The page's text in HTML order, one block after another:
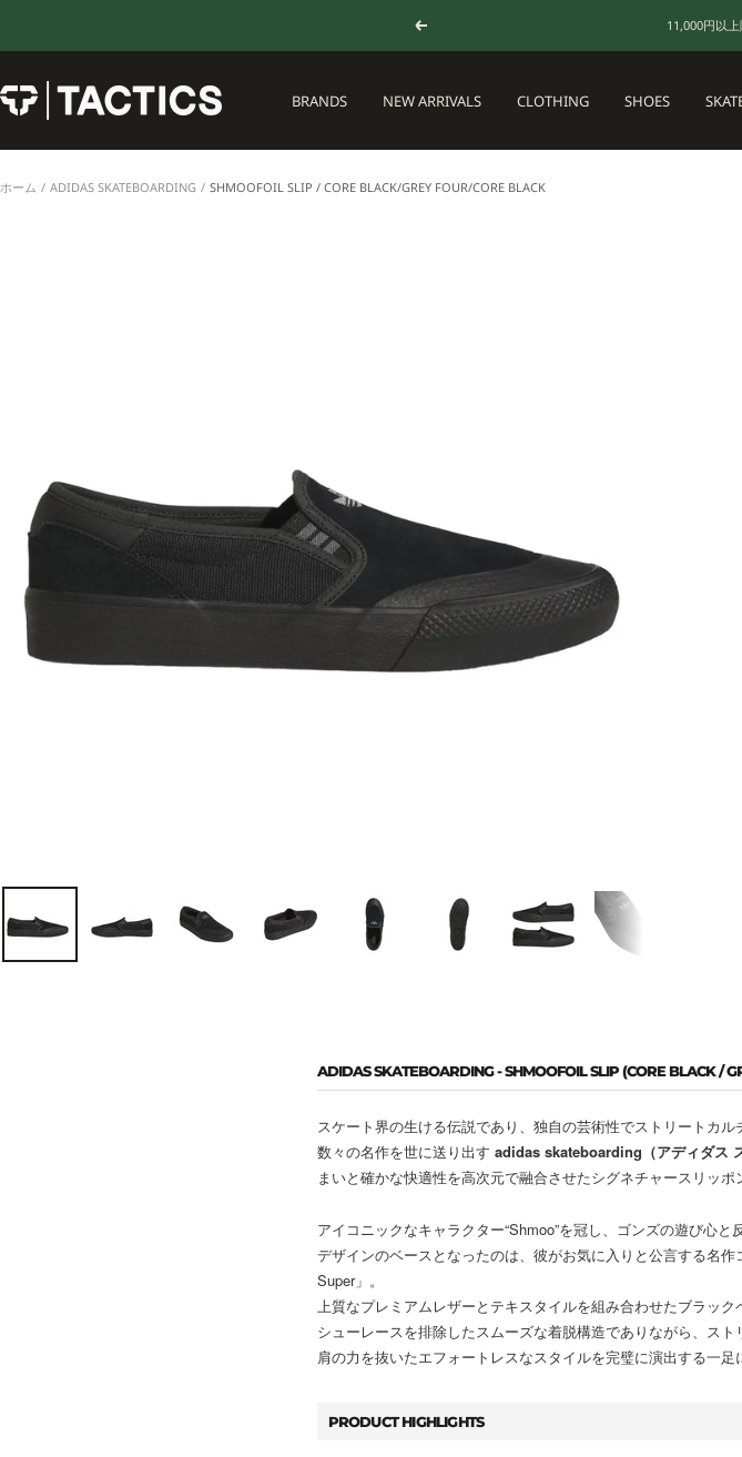
ン
ツ
キ
戻
る
11,000円以
BRANDS NEW ARRIVALS CLOTHING SHOES
TACTICS
JAPAN
ホーム ADIDAS SKATEBOARDING SHMOOFOIL SLIP / CORE BLACK/GREY FOUR/CORE BLACK
ADIDAS SKATEBOARDING - SHMOOFOIL SLIP (CORE BLACK /
スケート界の生ける伝説であり、独自の芸術性でストリートカ
数々の名作を世に送り出す adidas skateboarding（アディダス
まいと確かな快適性を高次元で融合させたシグネチャースリッポ
アイコニックなキャラクター“Shmoo”を冠し、ゴンズの遊び心
デザインのベースとなったのは、彼がお気に入りと公言する名
Super」。
上質なプレミアムレザーとテキスタイルを組み合わせたブラッ
シューレースを排除したスムーズな着脱構造でありながら、ス
肩の力を抜いたエフォートレスなスタイルを完璧に演出する一足
PRODUCT HIGHLIGHTS